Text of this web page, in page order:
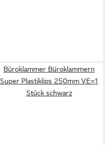
Büroklammer Büroklammern
Super Plastiklips 250mm VE=1
Stück schwarz